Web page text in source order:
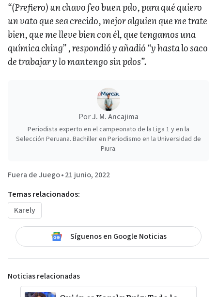
“(Prefiero) un chavo feo buen pdo, para qué quiero
un vato que sea crecido, mejor alguien que me trate
bien, que me lleve bien con él, que tengamos una
química ching” , respondió y añadió “y hasta lo saco
de trabajar y lo mantengo sin pdos”.
PorJ. M. Ancajima
Periodista experto en el campeonato de la Liga 1 y en la
Selección Peruana. Bachiller en Periodismo en la Universidad de
Piura.
Fuera de Juego•21 junio, 2022
Temas relacionados:
Karely
Síguenos en Google Noticias
Noticias relacionadas